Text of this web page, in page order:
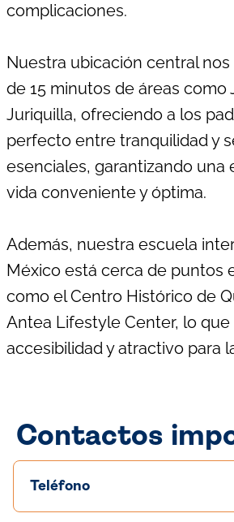
complicaciones.
Nuestra ubicación central
de 15 minutos de áreas como
Juriquilla, ofreciendo a los
perfecto entre tranquilidad y
esenciales, garantizando una
vida conveniente y óptima.
Además, nuestra escuela
México está cerca de puntos
como el Centro Histórico de
Antea Lifestyle Center, lo que
accesibilidad y atractivo para
Contactos
Teléfono